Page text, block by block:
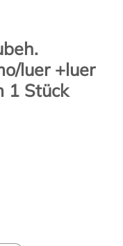
luer +luer
1 Stück